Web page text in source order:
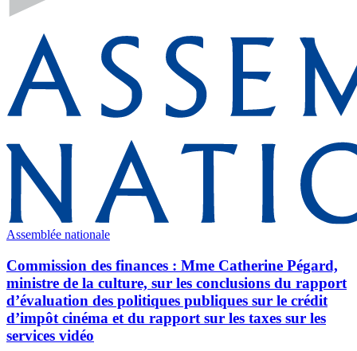
Assemblée nationale
Commission des finances : Mme Catherine Pégard,
ministre de la culture, sur les conclusions du rapport
d’évaluation des politiques publiques sur le crédit
d’impôt cinéma et du rapport sur les taxes sur les
services vidéo